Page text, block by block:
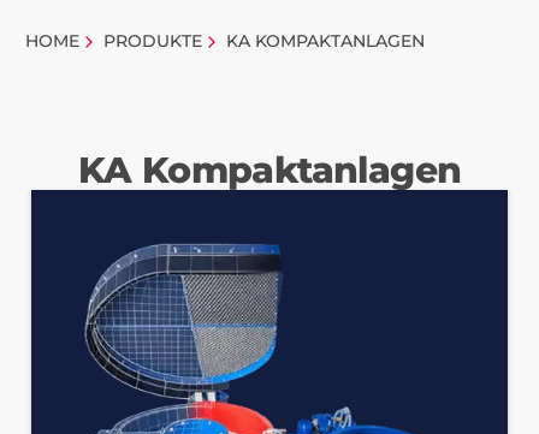
HOME PRODUKTE KA KOMPAKTANLAGEN
KA Kompaktanlagen